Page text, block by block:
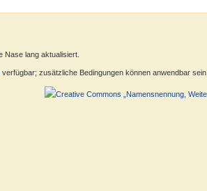
Nase lang aktualisiert.
verfügbar; zusätzliche Bedingungen können anwendbar